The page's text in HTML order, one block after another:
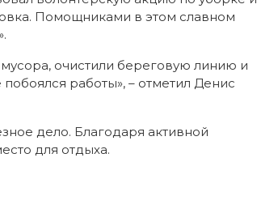
Помощниками в этом славном
очистили береговую линию и
работы», – отметил Денис
дело. Благодаря активной
для отдыха.